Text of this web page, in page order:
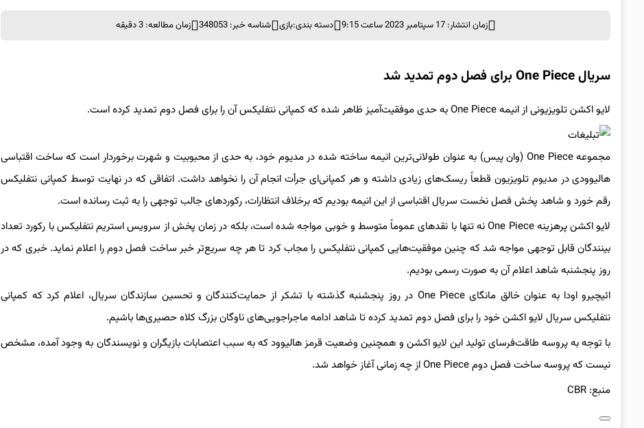
زمان انتشار: 17 سپتامبر 2023 ساعت 9:15 دسته بندی:بازی شناسه خبر: 348053 زمان مطالعه: 3 دقیقه
سریال One Piece برای فصل دوم تمدید شد
لایو اکشن تلویزیونی از انیمه One Piece به حدی موفقیت‌آمیز ظاهر شده که کمپانی نتفلیکس آن را برای فصل دوم تمدید کرده است.
مجموعه One Piece (وان پیس) به عنوان طولانی‌ترین انیمه ساخته شده در مدیوم خود، به حدی از محبوبیت و شهرت برخوردار است که ساخت اقتباسی
هالیوودی در مدیوم تلویزیون قطعاً ریسک‌های زیادی داشته و هر کمپانی‌ای جرأت انجام آن را نخواهد داشت. اتفاقی که در نهایت توسط کمپانی نتفلیکس
رقم خورد و شاهد پخش فصل نخست سریال اقتباسی از این انیمه بودیم که برخلاف انتظارات، رکوردهای جالب توجهی را به ثبت رسانده است.
لایو اکشن پرهزینه One Piece نه تنها با نقدهای عموماً متوسط و خوبی مواجه شده است، بلکه در زمان پخش از سرویس استریم نتفلیکس با رکورد تعداد
بینندگان قابل توجهی مواجه شد که چنین موفقیت‌هایی کمپانی نتفلیکس را مجاب کرد تا هر چه سریع‌تر خبر ساخت فصل دوم را اعلام نماید. خبری که در
روز پنجشنبه شاهد اعلام آن به صورت رسمی بودیم.
ائیچیرو اودا به عنوان خالق مانگای One Piece در روز پنجشنبه گذشته با تشکر از حمایت‌کنندگان و تحسین سازندگان سریال، اعلام کرد که کمپانی
نتفلیکس سریال لایو اکشن خود را برای فصل دوم تمدید کرده تا شاهد ادامه ماجراجویی‌های ناوگان بزرگ کلاه حصیری‌ها باشیم.
با توجه به پروسه طاقت‌فرسای تولید این لایو اکشن و همچنین وضعیت قرمز هالیوود که به سبب اعتصابات بازیگران و نویسندگان به وجود آمده، مشخص
نیست که پروسه ساخت فصل دوم One Piece از چه زمانی آغاز خواهد شد.
منبع: CBR